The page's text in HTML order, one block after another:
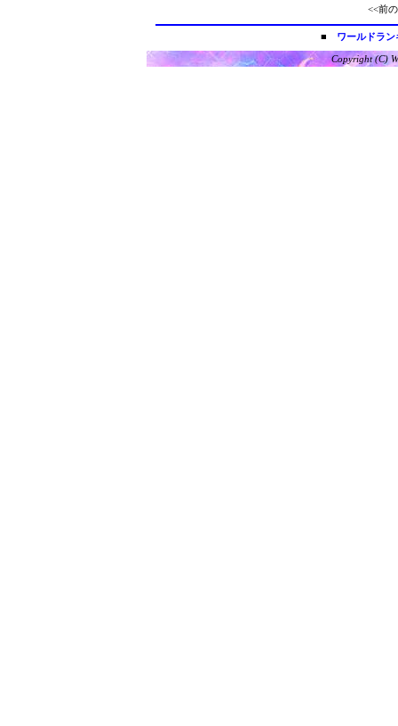
<<前
■ ワールドラ
Copyright (C)